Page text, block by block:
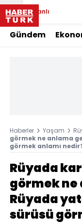
Canlı
Gündem
Haberler Yaşam
görmek ne anlama
görmek anlamı
Rüyada
görmek ne
Rüyada
sürüsü